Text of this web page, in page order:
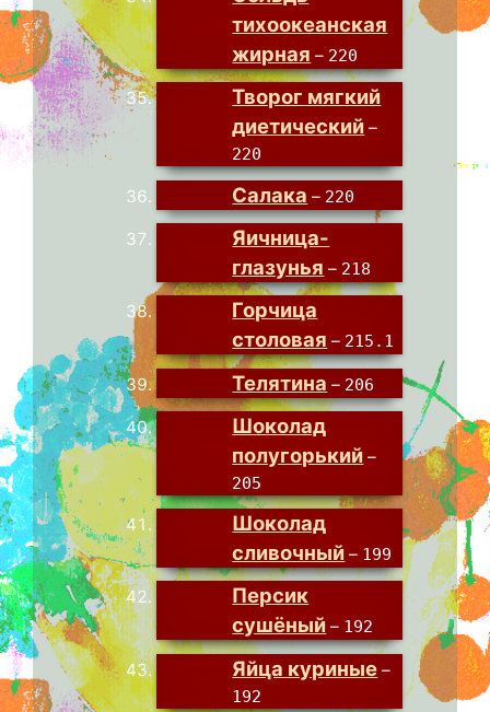
тихоокеанская
жирная – 220
Творог мягкий
диетический –
220
Салака – 220
Яичница-
глазунья – 218
Горчица
столовая – 215.1
Телятина – 206
Шоколад
полугорький –
205
Шоколад
сливочный – 199
Персик
сушёный – 192
Яйца куриные –
192